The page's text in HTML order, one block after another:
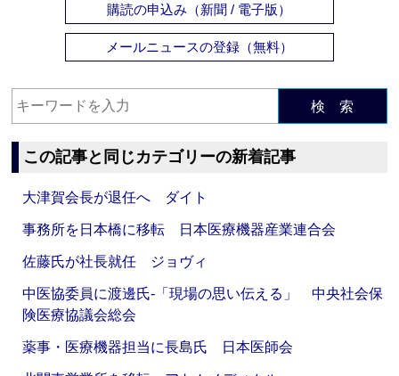
購読の申込み（新聞 / 電子版）
メールニュースの登録（無料）
検 索
この記事と同じカテゴリーの新着記事
大津賀会長が退任へ ダイト
事務所を日本橋に移転 日本医療機器産業連合会
佐藤氏が社長就任 ジョヴィ
中医協委員に渡邊氏‐「現場の思い伝える」 中央社会保
険医療協議会総会
薬事・医療機器担当に長島氏 日本医師会